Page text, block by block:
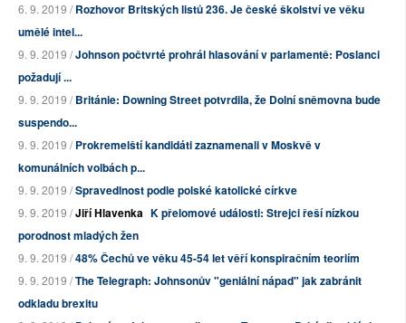
6. 9. 2019 /Rozhovor Britských listů 236. Je české školství ve věku
umělé intel...
9. 9. 2019 /Johnson počtvrté prohrál hlasování v parlamentě: Poslanci
požadují ...
9. 9. 2019 /Británie: Downing Street potvrdila, že Dolní sněmovna bude
suspendo...
9. 9. 2019 /Prokremelští kandidáti zaznamenali v Moskvě v
komunálních volbách p...
9. 9. 2019 /Spravedlnost podle polské katolické církve
9. 9. 2019 /Jiří Hlavenka K přelomové události: Strejci řeší nízkou
porodnost mladých žen
9. 9. 2019 /48% Čechů ve věku 45-54 let věří konspiračním teoriím
9. 9. 2019 /The Telegraph: Johnsonův "geniální nápad" jak zabránit
odkladu brexitu